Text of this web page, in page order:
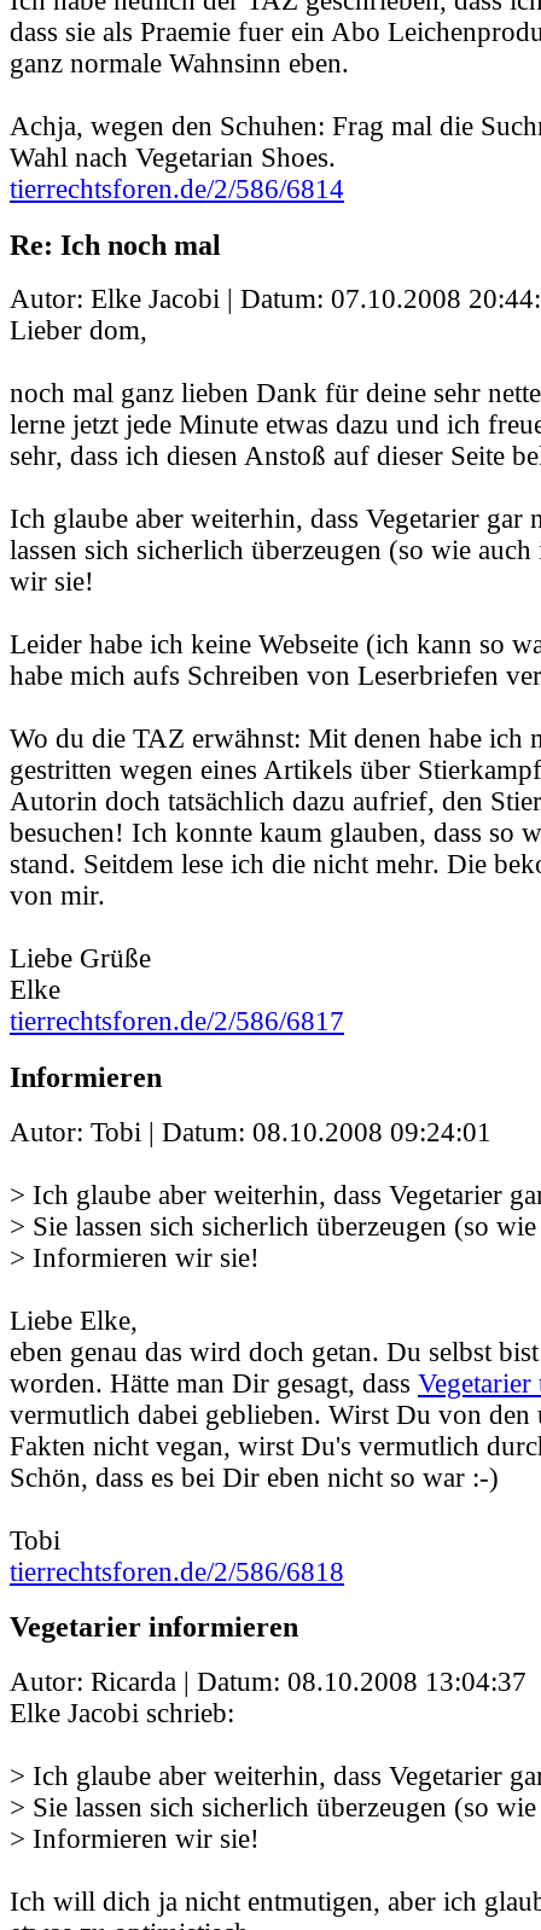
dass sie als Praemie fuer ein Abo
ganz normale Wahnsinn eben.
Achja, wegen den Schuhen: Frag mal die
Wahl nach Vegetarian Shoes.
tierrechtsforen.de/2/586/6814
Re: Ich noch mal
Autor: Elke Jacobi | Datum: 07.10.2008
Lieber dom,
noch mal ganz lieben Dank für deine sehr
lerne jetzt jede Minute etwas dazu und ich
sehr, dass ich diesen Anstoß auf dieser Seite
Ich glaube aber weiterhin, dass Vegetarier gar
lassen sich sicherlich überzeugen (so wie
wir sie!
Leider habe ich keine Webseite (ich kann so
habe mich aufs Schreiben von Leserbriefen
Wo du die TAZ erwähnst: Mit denen habe ich
gestritten wegen eines Artikels über
Autorin doch tatsächlich dazu aufrief, den
besuchen! Ich konnte kaum glauben, dass so
stand. Seitdem lese ich die nicht mehr. Die
von mir.
Liebe Grüße
Elke
tierrechtsforen.de/2/586/6817
Informieren
Autor: Tobi | Datum: 08.10.2008 09:24:01
> Ich glaube aber weiterhin, dass Vegetarier
> Sie lassen sich sicherlich überzeugen (so
> Informieren wir sie!
Liebe Elke,
eben genau das wird doch getan. Du selbst
worden. Hätte man Dir gesagt, dass
vermutlich dabei geblieben. Wirst Du von den
Fakten nicht vegan, wirst Du's vermutlich
Schön, dass es bei Dir eben nicht so war :-)
Tobi
tierrechtsforen.de/2/586/6818
Vegetarier informieren
Autor: Ricarda | Datum: 08.10.2008 13:04:37
Elke Jacobi schrieb:
> Ich glaube aber weiterhin, dass Vegetarier
> Sie lassen sich sicherlich überzeugen (so
> Informieren wir sie!
Ich will dich ja nicht entmutigen, aber ich